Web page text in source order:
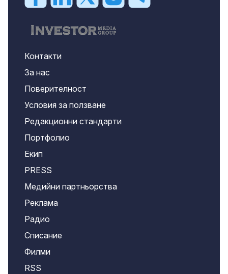
Контакти
За нас
Поверителност
Условия за ползване
Редакционни стандарти
Портфолио
Екип
PRESS
Медийни партньорства
Реклама
Радио
Списание
Филми
RSS